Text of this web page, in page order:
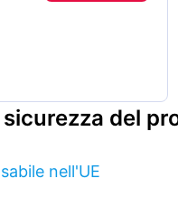
del
nell'UE